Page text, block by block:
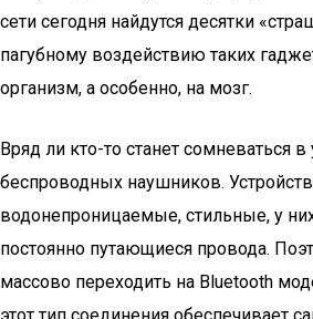
сети сегодня найдутся десятки
пагубному воздействию таких
организм, а особенно, на мозг.
Вряд ли кто-то станет сомневаться в
беспроводных наушников.
водонепроницаемые, стильные, у
постоянно путающиеся провода.
массово переходить на Bluetooth